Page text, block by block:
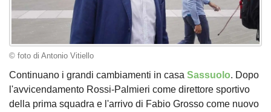
© foto di Antonio Vitiello
Continuano i grandi cambiamenti in casa Sassuolo. Dopo
l'avvicendamento Rossi-Palmieri come direttore sportivo
della prima squadra e l'arrivo di Fabio Grosso come nuovo